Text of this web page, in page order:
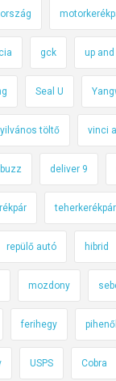
gck up
Seal U
töltő vinci
deliver 9
teherkerékpár
repülő autó hibrid
mozdony
ferihegy
USPS Cobra